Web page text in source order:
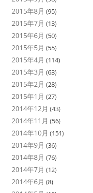
2015年8月 (95)
2015年7月 (13)
2015年6月 (50)
2015年5月 (55)
2015年4月 (114)
2015年3月 (63)
2015年2月 (28)
2015年1月 (27)
2014年12月 (43)
2014年11月 (56)
2014年10月 (151)
2014年9月 (36)
2014年8月 (76)
2014年7月 (12)
2014年6月 (8)